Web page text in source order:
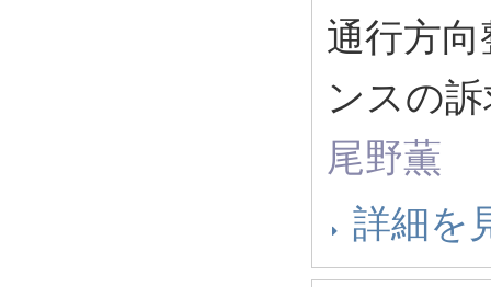
通行方
ンスの
尾野薫
詳細を